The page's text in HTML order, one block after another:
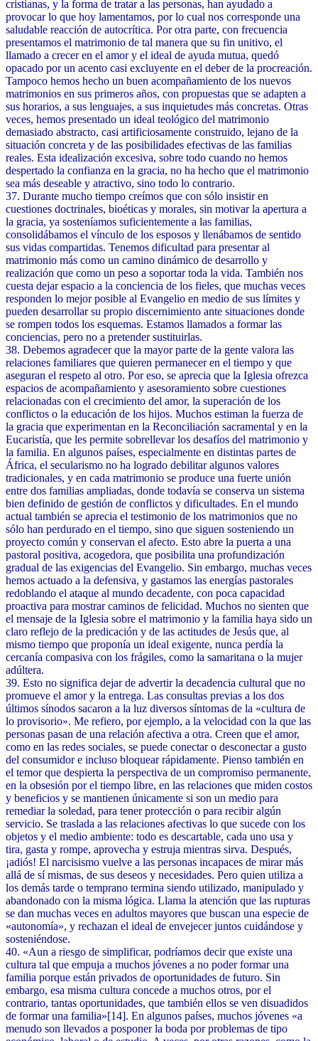
cristianas, y la forma de tratar a las personas, han ayudado a
provocar lo que hoy lamentamos, por lo cual nos corresponde una
saludable reacción de autocrítica. Por otra parte, con frecuencia
presentamos el matrimonio de tal manera que su fin unitivo, el
llamado a crecer en el amor y el ideal de ayuda mutua, quedó
opacado por un acento casi excluyente en el deber de la procreación.
Tampoco hemos hecho un buen acompañamiento de los nuevos
matrimonios en sus primeros años, con propuestas que se adapten a
sus horarios, a sus lenguajes, a sus inquietudes más concretas. Otras
veces, hemos presentado un ideal teológico del matrimonio
demasiado abstracto, casi artificiosamente construido, lejano de la
situación concreta y de las posibilidades efectivas de las familias
reales. Esta idealización excesiva, sobre todo cuando no hemos
despertado la confianza en la gracia, no ha hecho que el matrimonio
sea más deseable y atractivo, sino todo lo contrario.
37. Durante mucho tiempo creímos que con sólo insistir en
cuestiones doctrinales, bioéticas y morales, sin motivar la apertura a
la gracia, ya sosteníamos suficientemente a las familias,
consolidábamos el vínculo de los esposos y llenábamos de sentido
sus vidas compartidas. Tenemos dificultad para presentar al
matrimonio más como un camino dinámico de desarrollo y
realización que como un peso a soportar toda la vida. También nos
cuesta dejar espacio a la conciencia de los fieles, que muchas veces
responden lo mejor posible al Evangelio en medio de sus límites y
pueden desarrollar su propio discernimiento ante situaciones donde
se rompen todos los esquemas. Estamos llamados a formar las
conciencias, pero no a pretender sustituirlas.
38. Debemos agradecer que la mayor parte de la gente valora las
relaciones familiares que quieren permanecer en el tiempo y que
aseguran el respeto al otro. Por eso, se aprecia que la Iglesia ofrezca
espacios de acompañamiento y asesoramiento sobre cuestiones
relacionadas con el crecimiento del amor, la superación de los
conflictos o la educación de los hijos. Muchos estiman la fuerza de
la gracia que experimentan en la Reconciliación sacramental y en la
Eucaristía, que les permite sobrellevar los desafíos del matrimonio y
la familia. En algunos países, especialmente en distintas partes de
África, el secularismo no ha logrado debilitar algunos valores
tradicionales, y en cada matrimonio se produce una fuerte unión
entre dos familias ampliadas, donde todavía se conserva un sistema
bien definido de gestión de conflictos y dificultades. En el mundo
actual también se aprecia el testimonio de los matrimonios que no
sólo han perdurado en el tiempo, sino que siguen sosteniendo un
proyecto común y conservan el afecto. Esto abre la puerta a una
pastoral positiva, acogedora, que posibilita una profundización
gradual de las exigencias del Evangelio. Sin embargo, muchas veces
hemos actuado a la defensiva, y gastamos las energías pastorales
redoblando el ataque al mundo decadente, con poca capacidad
proactiva para mostrar caminos de felicidad. Muchos no sienten que
el mensaje de la Iglesia sobre el matrimonio y la familia haya sido un
claro reflejo de la predicación y de las actitudes de Jesús que, al
mismo tiempo que proponía un ideal exigente, nunca perdía la
cercanía compasiva con los frágiles, como la samaritana o la mujer
adúltera.
39. Esto no significa dejar de advertir la decadencia cultural que no
promueve el amor y la entrega. Las consultas previas a los dos
últimos sínodos sacaron a la luz diversos síntomas de la «cultura de
lo provisorio». Me refiero, por ejemplo, a la velocidad con la que las
personas pasan de una relación afectiva a otra. Creen que el amor,
como en las redes sociales, se puede conectar o desconectar a gusto
del consumidor e incluso bloquear rápidamente. Pienso también en
el temor que despierta la perspectiva de un compromiso permanente,
en la obsesión por el tiempo libre, en las relaciones que miden costos
y beneficios y se mantienen únicamente si son un medio para
remediar la soledad, para tener protección o para recibir algún
servicio. Se traslada a las relaciones afectivas lo que sucede con los
objetos y el medio ambiente: todo es descartable, cada uno usa y
tira, gasta y rompe, aprovecha y estruja mientras sirva. Después,
¡adiós! El narcisismo vuelve a las personas incapaces de mirar más
allá de sí mismas, de sus deseos y necesidades. Pero quien utiliza a
los demás tarde o temprano termina siendo utilizado, manipulado y
abandonado con la misma lógica. Llama la atención que las rupturas
se dan muchas veces en adultos mayores que buscan una especie de
«autonomía», y rechazan el ideal de envejecer juntos cuidándose y
sosteniéndose.
40. «Aun a riesgo de simplificar, podríamos decir que existe una
cultura tal que empuja a muchos jóvenes a no poder formar una
familia porque están privados de oportunidades de futuro. Sin
embargo, esa misma cultura concede a muchos otros, por el
contrario, tantas oportunidades, que también ellos se ven disuadidos
de formar una familia»[14]. En algunos países, muchos jóvenes «a
menudo son llevados a posponer la boda por problemas de tipo